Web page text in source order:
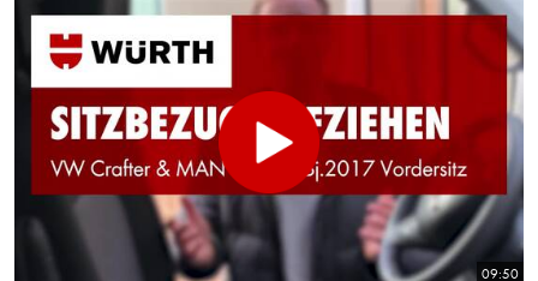
09:50